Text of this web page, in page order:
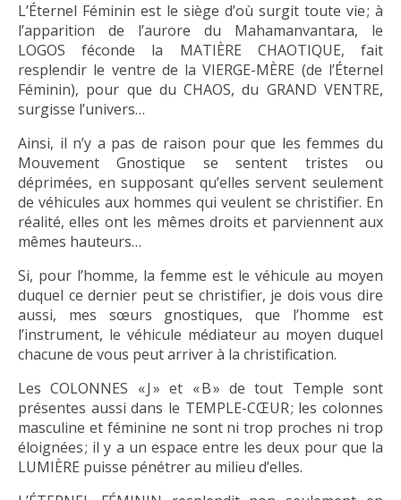
L’Éternel Féminin est le siège d’où surgit toute vie ; à
l’apparition de l’aurore du Mahamanvantara, le
LOGOS féconde la MATIÈRE CHAOTIQUE, fait
resplendir le ventre de la VIERGE-MÈRE (de l’Éternel
Féminin), pour que du CHAOS, du GRAND VENTRE,
surgisse l’univers…
Ainsi, il n’y a pas de raison pour que les femmes du
Mouvement Gnostique se sentent tristes ou
déprimées, en supposant qu’elles servent seulement
de véhicules aux hommes qui veulent se christifier. En
réalité, elles ont les mêmes droits et parviennent aux
mêmes hauteurs…
Si, pour l’homme, la femme est le véhicule au moyen
duquel ce dernier peut se christifier, je dois vous dire
aussi, mes sœurs gnostiques, que l’homme est
l’instrument, le véhicule médiateur au moyen duquel
chacune de vous peut arriver à la christification.
Les COLONNES « J » et « B » de tout Temple sont
présentes aussi dans le TEMPLE-CŒUR ; les colonnes
masculine et féminine ne sont ni trop proches ni trop
éloignées ; il y a un espace entre les deux pour que la
LUMIÈRE puisse pénétrer au milieu d’elles.